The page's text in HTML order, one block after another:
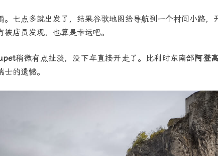
。七点多就出发了，结果谷歌地图给导航到一个村间小路
被店员发现，也算是幸运吧。
稍微有点扯淡，没下车直接开走了。比利时东南部阿登
的遗憾。